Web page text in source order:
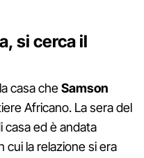
si cerca il
casa cheSamson
Africano. La sera del
casa ed è andata
la relazione si era